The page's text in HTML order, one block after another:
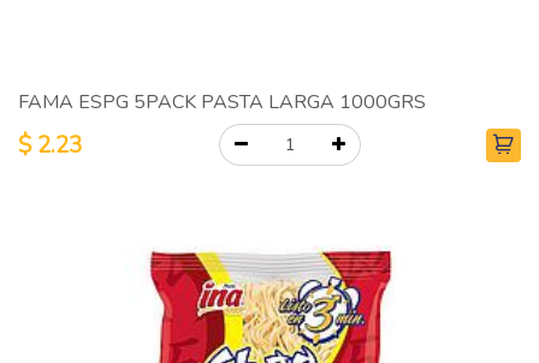
FAMA ESPG 5PACK PASTA LARGA 1000GRS
$2.23